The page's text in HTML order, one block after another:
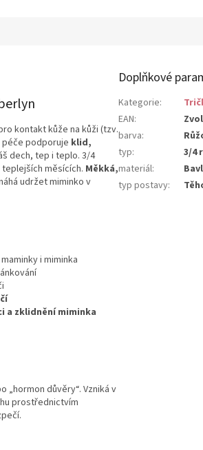
kontakt kůže na kůži (tzv.
péče podporuje klid,
dech, tep i teplo. 3/4
měsících. Měkká,
udržet miminko v
maminky i miminka
zklidnění miminka
„hormon důvěry“. Vzniká v
prostřednictvím
Doplňkové
Kategorie:
EAN:
barva:
typ:
3/4
materiál:
typ postavy: